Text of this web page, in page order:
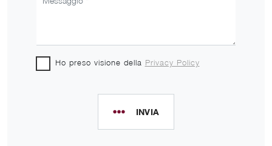
Ho preso visione della Privacy Policy
INVIA